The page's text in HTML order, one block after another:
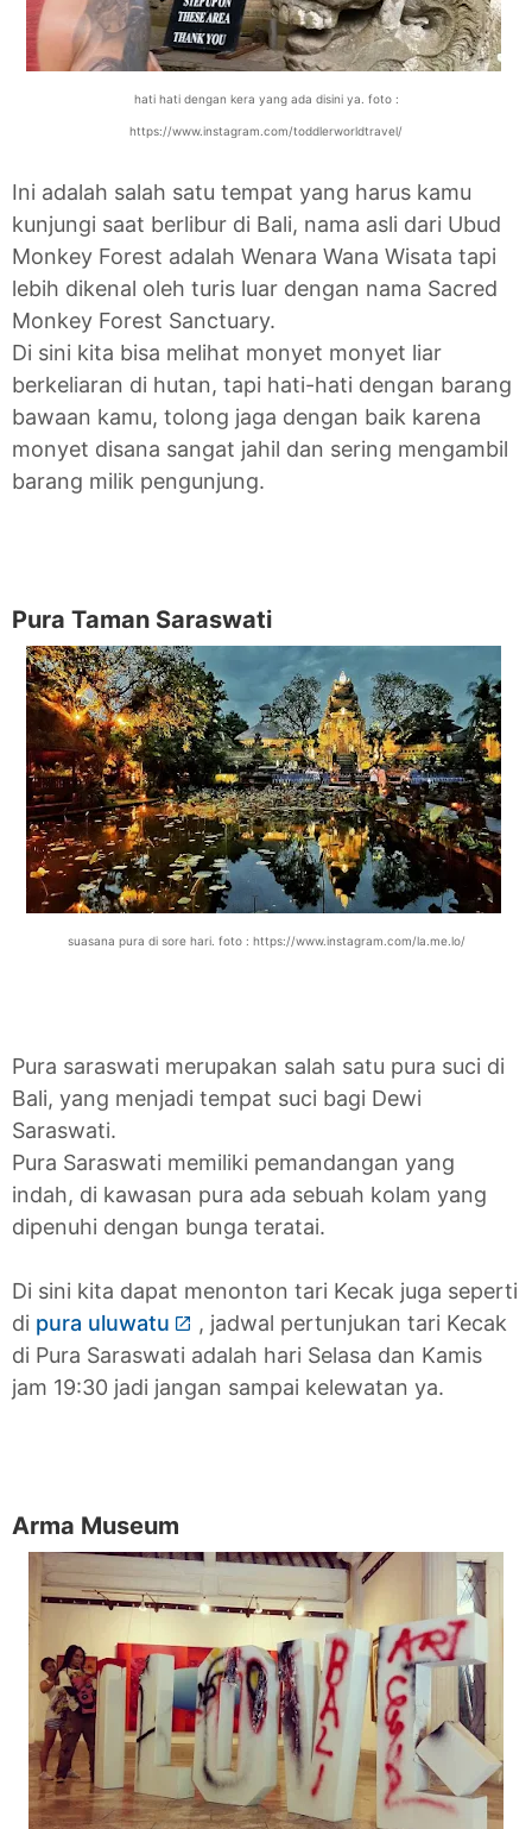
hati hati dengan kera yang ada disini ya. foto :
https://www.instagram.com/toddlerworldtravel/
Ini adalah salah satu tempat yang harus kamu
kunjungi saat berlibur di Bali, nama asli dari Ubud
Monkey Forest adalah Wenara Wana Wisata tapi
lebih dikenal oleh turis luar dengan nama Sacred
Monkey Forest Sanctuary.
Di sini kita bisa melihat monyet monyet liar
berkeliaran di hutan, tapi hati-hati dengan barang
bawaan kamu, tolong jaga dengan baik karena
monyet disana sangat jahil dan sering mengambil
barang milik pengunjung.
Pura Taman Saraswati
suasana pura di sore hari. foto : https://www.instagram.com/la.me.lo/
Pura saraswati merupakan salah satu pura suci di
Bali, yang menjadi tempat suci bagi Dewi
Saraswati.
Pura Saraswati memiliki pemandangan yang
indah, di kawasan pura ada sebuah kolam yang
dipenuhi dengan bunga teratai.
Di sini kita dapat menonton tari Kecak juga seperti
di pura uluwatu
, jadwal pertunjukan tari Kecak
di Pura Saraswati adalah hari Selasa dan Kamis
jam 19:30 jadi jangan sampai kelewatan ya.
Arma Museum